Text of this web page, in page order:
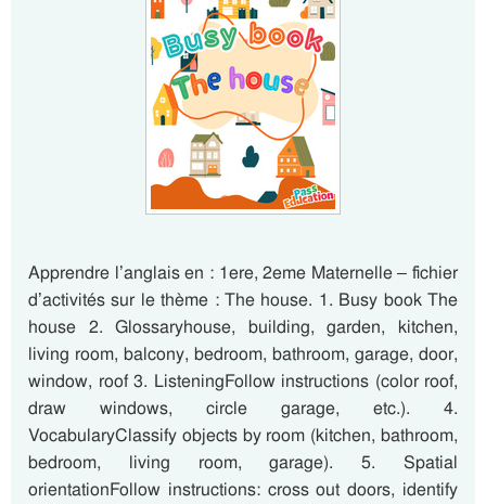
Apprendre l’anglais en : 1ere, 2eme Maternelle – fichier
d’activités sur le thème : The house. 1. Busy book The
house 2. Glossaryhouse, building, garden, kitchen,
living room, balcony, bedroom, bathroom, garage, door,
window, roof 3. ListeningFollow instructions (color roof,
draw windows, circle garage, etc.). 4.
VocabularyClassify objects by room (kitchen, bathroom,
bedroom, living room, garage). 5. Spatial
orientationFollow instructions: cross out doors, identify